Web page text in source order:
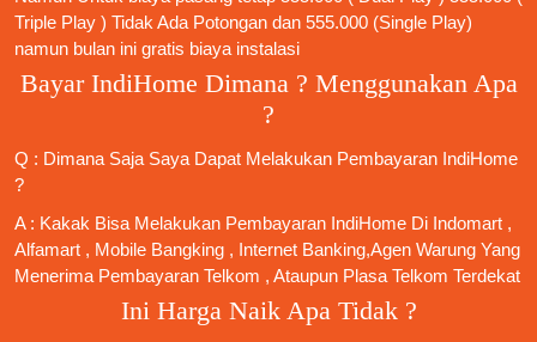
Triple Play ) Tidak Ada Potongan dan 555.000 (Single Play)
namun bulan ini gratis biaya instalasi
Bayar IndiHome Dimana ? Menggunakan Apa
?
Q : Dimana Saja Saya Dapat Melakukan Pembayaran IndiHome
?
A : Kakak Bisa Melakukan Pembayaran IndiHome Di Indomart ,
Alfamart , Mobile Bangking , Internet Banking,Agen Warung Yang
Menerima Pembayaran Telkom , Ataupun Plasa Telkom Terdekat
Ini Harga Naik Apa Tidak ?